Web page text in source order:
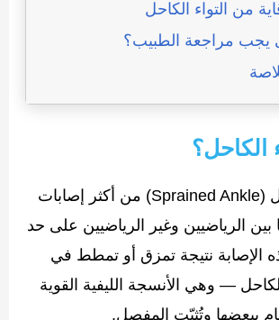
من التواء الكاحل
يجب مراجعة الطبيب؟
الكاحل؟
يُعد التواء الكاحل (Sprained Ankle) من أكثر إصابات
الرياضيين وغير الرياضيين على حد
الإصابة نتيجة تمزق أو تمطط في
— وهي الأنسجة الليفية القوية
ببعضها وتُثبّت المفصل.